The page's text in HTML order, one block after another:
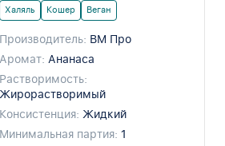
Халяль Кошер Веган
Производитель: ВМ Про
Аромат: Ананаса
Растворимость:
Жирорастворимый
Консистенция: Жидкий
Минимальная партия: 1